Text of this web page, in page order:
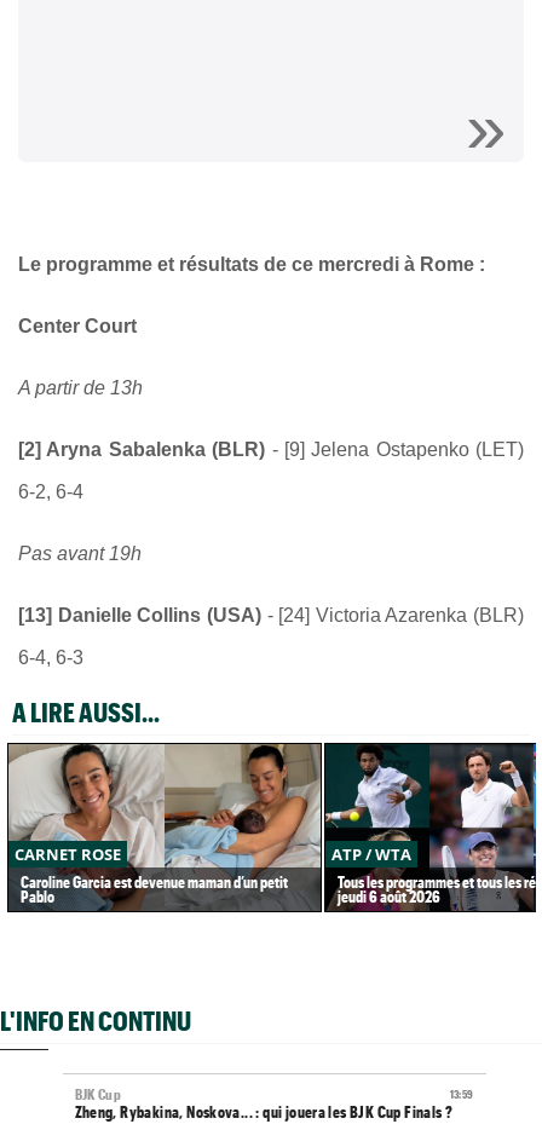
Le programme et résultats de ce mercredi à Rome :
Center Court
A partir de 13h
[2] Aryna Sabalenka (BLR) - [9] Jelena Ostapenko (LET)
6-2, 6-4
Pas avant 19h
[13] Danielle Collins (USA)- [24] Victoria Azarenka (BLR)
6-4, 6-3
A LIRE AUSSI...
CARNET ROSE
Caroline Garcia est devenue maman d’un petit
Pablo
ATP / WTA
Tous les programmes et tous les
jeudi 6 août 2026
L'INFO EN CONTINU
13:59
BJK Cup
Zheng, Rybakina, Noskova... : qui jouera les BJK Cup Finals ?